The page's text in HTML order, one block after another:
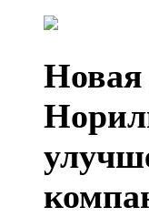
Новая